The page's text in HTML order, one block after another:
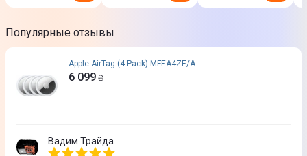
Популярные отзывы
Apple AirTag (4 Pack) MFEA4ZE/A
6 099 ₴
Вадим Трайда